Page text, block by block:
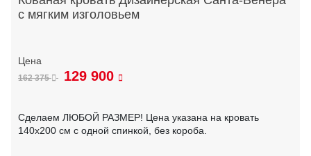
с мягким изголовьем
162 375 129 900
Сделаем ЛЮБОЙ РАЗМЕР! Цена указана на кровать
140х200 см с одной спинкой, без короба.